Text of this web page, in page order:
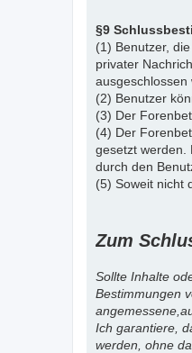
§9
(1) Benutzer,
privater
ausgeschlossen
(2) Benutzer
(3) Der
(4) Der
gesetzt werden.
durch den
(5) Soweit nicht
Zum
Sollte Inhalte
Bestimmungen
Ich garantiere,
werden, ohne